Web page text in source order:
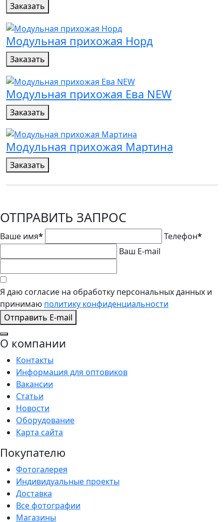
Заказать
Модульная прихожая Норд
Заказать
Модульная прихожая Ева NEW
Заказать
Модульная прихожая Мартина
Заказать
ОТПРАВИТЬ ЗАПРОС
Ваше имя* Телефон*
Ваш E-mail
Я даю согласие на обработку персональных данных и
принимаю политику конфиденциальности
Отправить E-mail
О компании
Контакты
Информация для оптовиков
Вакансии
Статьи
Новости
Оборудование
Карта сайта
Покупателю
Фотогалерея
Индивидуальные проекты
Доставка
Все фотографии
Магазины